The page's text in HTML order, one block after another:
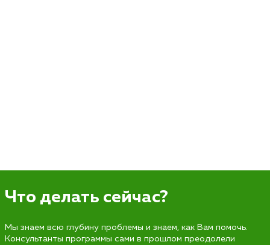
Что делать сейчас?
Мы знаем всю глубину проблемы и знаем, как Вам помочь.
Консультанты программы сами в прошлом преодолели